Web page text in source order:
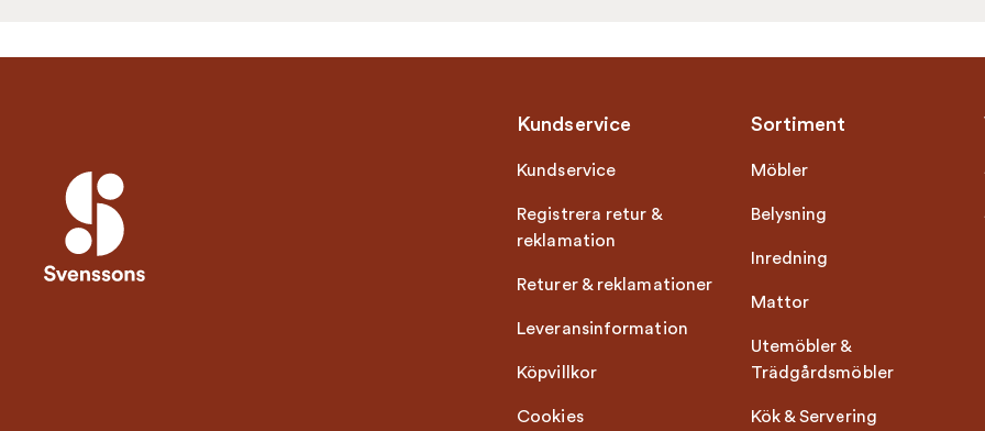
Kundservice
Kundservice
Registrera retur &
reklamation
Returer & reklamationer
Leveransinformation
Köpvillkor
Cookies
Sortiment
Möbler
Belysning
Inredning
Mattor
Utemöbler &
Trädgårdsmöbler
Kök & Servering